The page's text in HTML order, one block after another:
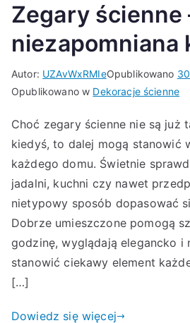
Zegary ścienne
niezapomniana
Autor: UZAvWxRMIeOpublikowano
Opublikowano w Dekoracje ścienne
Choć zegary ścienne nie są już
kiedyś, to dalej mogą stanowić
każdego domu. Świetnie
jadalni, kuchni czy nawet
nietypowy sposób dopasować
Dobrze umieszczone pomogą
godzinę, wyglądają elegancko i
stanowić ciekawy element
[…]
Dowiedz się więcej